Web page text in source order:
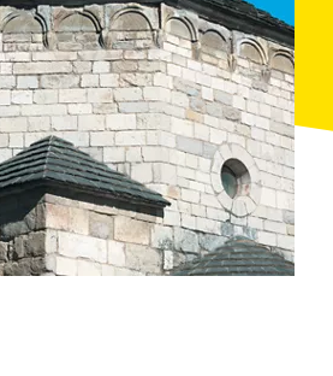
церковь в 1936 году и
организовала
а в 1954 году в церкви
В последние годы здесь
фрагменты римской
апсидына южной стороне.
со вторника по
всего года.